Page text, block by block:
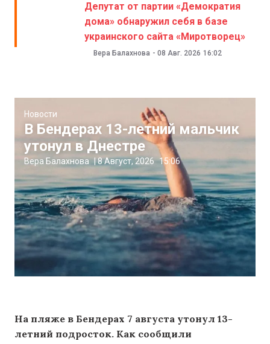
Депутат от партии «Демократия
дома» обнаружил себя в базе
украинского сайта «Миротворец»
Вера Балахнова - 08 Авг. 2026 16:02
Новости
В Бендерах 13-летний мальчик
утонул в Днестре
Вера Балахнова |8 Август, 2026 15:06
На пляже в Бендерах 7 августа утонул 13-
летний подросток. Как сообщили